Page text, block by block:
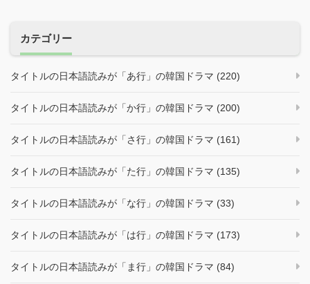
カテゴリー
タイトルの日本語読みが「あ行」の韓国ドラマ (220)
タイトルの日本語読みが「か行」の韓国ドラマ (200)
タイトルの日本語読みが「さ行」の韓国ドラマ (161)
タイトルの日本語読みが「た行」の韓国ドラマ (135)
タイトルの日本語読みが「な行」の韓国ドラマ (33)
タイトルの日本語読みが「は行」の韓国ドラマ (173)
タイトルの日本語読みが「ま行」の韓国ドラマ (84)